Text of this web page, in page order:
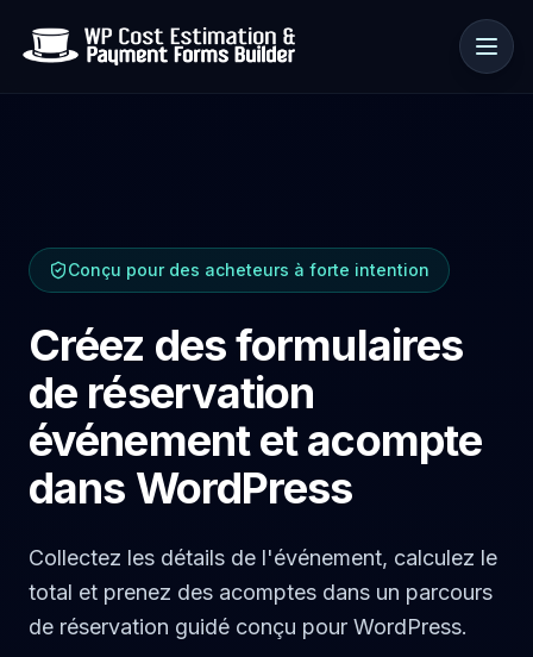
Ressources
🇫🇷
Conçu pour des acheteurs à forte intention
Créez des formulaires
de réservation
événement et acompte
dans WordPress
Collectez les détails de l'événement, calculez le
total et prenez des acomptes dans un parcours
de réservation guidé conçu pour WordPress.